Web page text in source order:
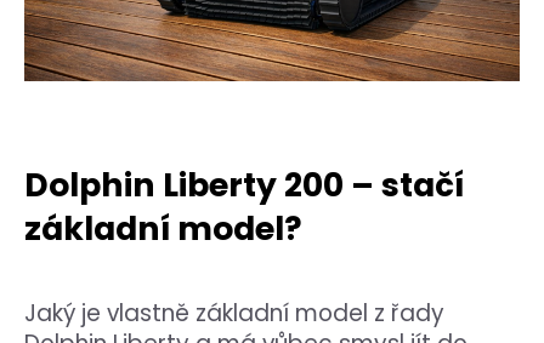
Dolphin Liberty 200 – stačí
základní model?
Jaký je vlastně základní model z řady
a
j